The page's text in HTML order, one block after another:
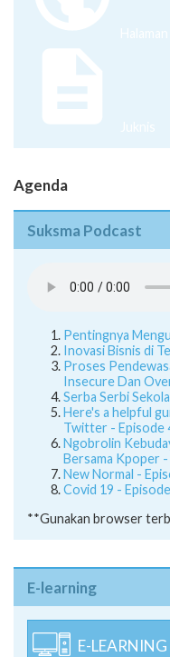
Juknis
Agenda
Suksma Podcast
Pentingnya
Inovasi Bisnis di
Proses
Insecure Dan
Serba Serbi
Here's a helpful
Twitter - Episode
Ngobrolin
Bersama Kpoper
New Normal -
Covid 19 -
**Gunakan browser
E-learning
E-LEARNING